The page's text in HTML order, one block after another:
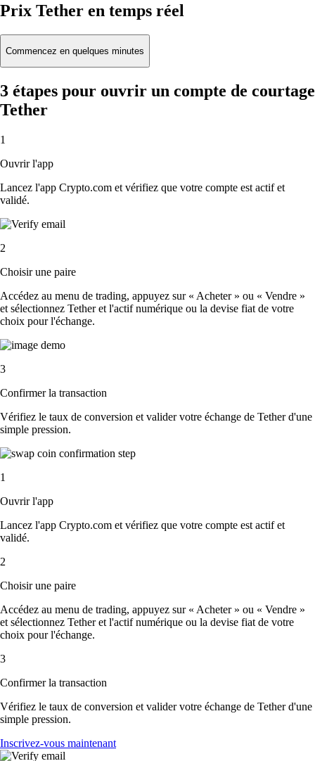
Prix Tether en temps réel
Commencez en quelques minutes
3 étapes pour ouvrir un compte de courtage
Tether
1
Ouvrir l'app
Lancez l'app Crypto.com et vérifiez que votre compte est actif et
validé.
2
Choisir une paire
Accédez au menu de trading, appuyez sur « Acheter » ou « Vendre »
et sélectionnez Tether et l'actif numérique ou la devise fiat de votre
choix pour l'échange.
3
Confirmer la transaction
Vérifiez le taux de conversion et valider votre échange de Tether d'une
simple pression.
1
Ouvrir l'app
Lancez l'app Crypto.com et vérifiez que votre compte est actif et
validé.
2
Choisir une paire
Accédez au menu de trading, appuyez sur « Acheter » ou « Vendre »
et sélectionnez Tether et l'actif numérique ou la devise fiat de votre
choix pour l'échange.
3
Confirmer la transaction
Vérifiez le taux de conversion et valider votre échange de Tether d'une
simple pression.
Inscrivez-vous maintenant